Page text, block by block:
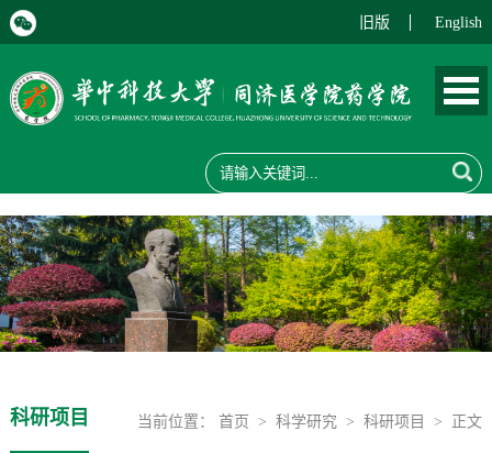
旧版 English
科研项目 当前位置：首页 >科学研究 >科研项目 > 正文